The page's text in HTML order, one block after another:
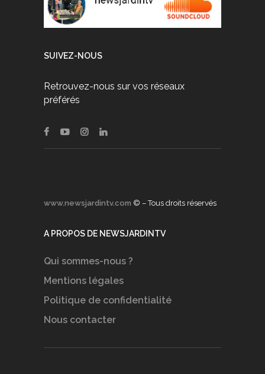
SUIVEZ-NOUS
Retrouvez-nous sur vos réseaux
préférés
www.newsjardintv.com © – Tous droits réservés
A PROPOS DE NEWSJARDINTV
Qui sommes-nous ?
Mentions légales
Politique de confidentialité
Nous contacter